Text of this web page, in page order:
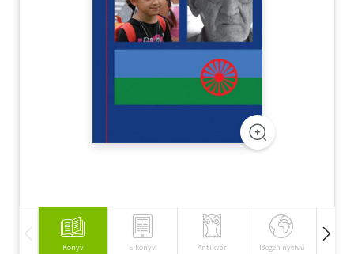
Szótár, nyelvkönyv
Tankönyv, segédkönyv
Természettudomány
Könyv E-könyv Antikvár Idegen nyelvű